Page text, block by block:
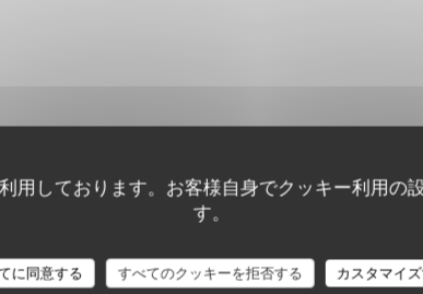
用しております。お客様自身でクッキー利用の
す。
に同意する すべてのクッキーを拒否する
カスタマイ